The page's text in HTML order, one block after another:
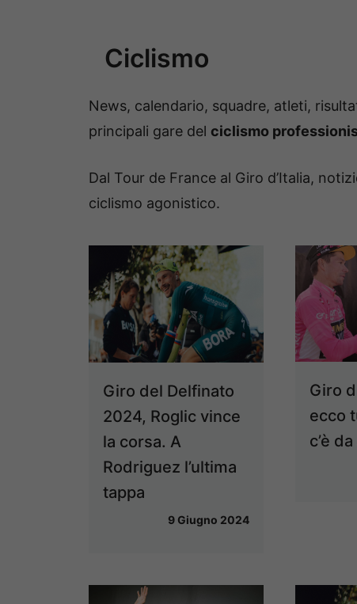
Ciclismo
News, calendario, squadre, atleti,
principali gare del ciclismo
Dal Tour de France al Giro d’Italia,
ciclismo agonistico.
Giro del Delfinato
2024, Roglic vince
la corsa. A
Rodriguez l’ultima
tappa
9 Giugno 2024
Giro
ecco
c’è